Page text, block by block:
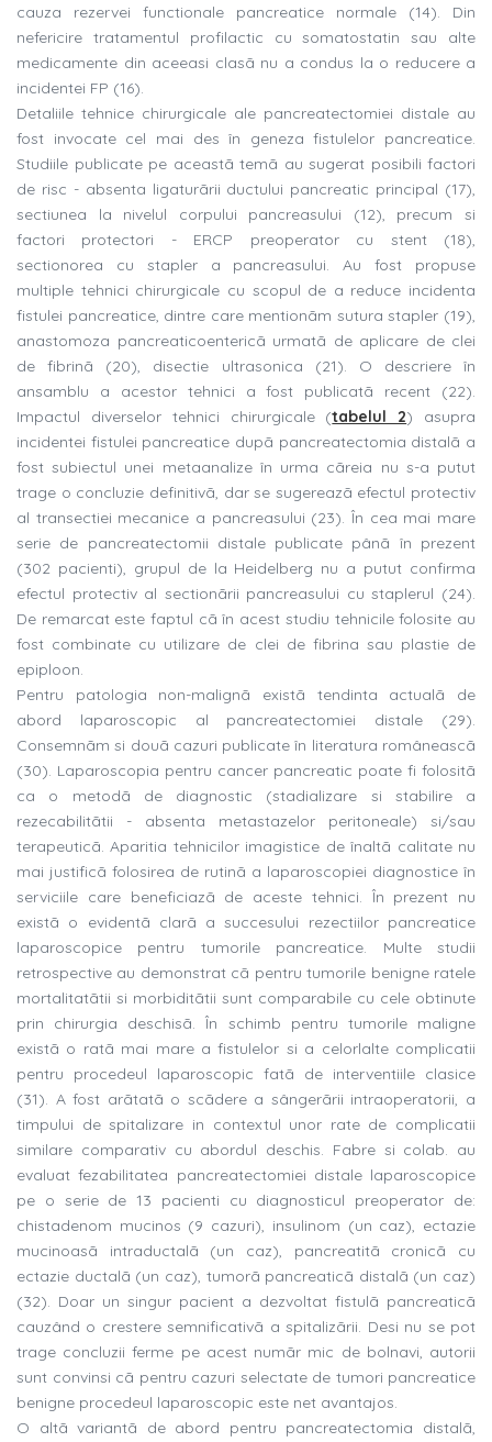
cauza rezervei functionale pancreatice normale (14). Din
nefericire tratamentul profilactic cu somatostatin sau alte
medicamente din aceeasi clasã nu a condus la o reducere a
incidentei FP (16).
Detaliile tehnice chirurgicale ale pancreatectomiei distale au
fost invocate cel mai des în geneza fistulelor pancreatice.
Studiile publicate pe aceastã temã au sugerat posibili factori
de risc - absenta ligaturãrii ductului pancreatic principal (17),
sectiunea la nivelul corpului pancreasului (12), precum si
factori protectori - ERCP preoperator cu stent (18),
sectionorea cu stapler a pancreasului. Au fost propuse
multiple tehnici chirurgicale cu scopul de a reduce incidenta
fistulei pancreatice, dintre care mentionãm sutura stapler (19),
anastomoza pancreaticoentericã urmatã de aplicare de clei
de fibrinã (20), disectie ultrasonica (21). O descriere în
ansamblu a acestor tehnici a fost publicatã recent (22).
Impactul diverselor tehnici chirurgicale (tabelul 2) asupra
incidentei fistulei pancreatice dupã pancreatectomia distalã a
fost subiectul unei metaanalize în urma cãreia nu s-a putut
trage o concluzie definitivã, dar se sugereazã efectul protectiv
al transectiei mecanice a pancreasului (23). În cea mai mare
serie de pancreatectomii distale publicate pânã în prezent
(302 pacienti), grupul de la Heidelberg nu a putut confirma
efectul protectiv al sectionãrii pancreasului cu staplerul (24).
De remarcat este faptul cã în acest studiu tehnicile folosite au
fost combinate cu utilizare de clei de fibrina sau plastie de
epiploon.
Pentru patologia non-malignã existã tendinta actualã de
abord laparoscopic al pancreatectomiei distale (29).
Consemnãm si douã cazuri publicate în literatura româneascã
(30). Laparoscopia pentru cancer pancreatic poate fi folositã
ca o metodã de diagnostic (stadializare si stabilire a
rezecabilitãtii - absenta metastazelor peritoneale) si/sau
terapeuticã. Aparitia tehnicilor imagistice de înaltã calitate nu
mai justificã folosirea de rutinã a laparoscopiei diagnostice în
serviciile care beneficiazã de aceste tehnici. În prezent nu
existã o evidentã clarã a succesului rezectiilor pancreatice
laparoscopice pentru tumorile pancreatice. Multe studii
retrospective au demonstrat cã pentru tumorile benigne ratele
mortalitatãtii si morbiditãtii sunt comparabile cu cele obtinute
prin chirurgia deschisã. În schimb pentru tumorile maligne
existã o ratã mai mare a fistulelor si a celorlalte complicatii
pentru procedeul laparoscopic fatã de interventiile clasice
(31). A fost arãtatã o scãdere a sângerãrii intraoperatorii, a
timpului de spitalizare in contextul unor rate de complicatii
similare comparativ cu abordul deschis. Fabre si colab. au
evaluat fezabilitatea pancreatectomiei distale laparoscopice
pe o serie de 13 pacienti cu diagnosticul preoperator de:
chistadenom mucinos (9 cazuri), insulinom (un caz), ectazie
mucinoasã intraductalã (un caz), pancreatitã cronicã cu
ectazie ductalã (un caz), tumorã pancreaticã distalã (un caz)
(32). Doar un singur pacient a dezvoltat fistulã pancreaticã
cauzând o crestere semnificativã a spitalizãrii. Desi nu se pot
trage concluzii ferme pe acest numãr mic de bolnavi, autorii
sunt convinsi cã pentru cazuri selectate de tumori pancreatice
benigne procedeul laparoscopic este net avantajos.
O altã variantã de abord pentru pancreatectomia distalã,